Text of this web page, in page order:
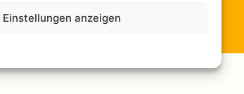
Einstellungen anzeigen